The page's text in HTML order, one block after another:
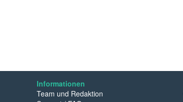
Informationen
Team und Redaktion